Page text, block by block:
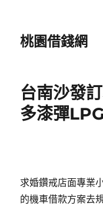
桃園借錢網
台南沙發
多漆彈
求婚鑽戒店面專業
的機車借款方案去